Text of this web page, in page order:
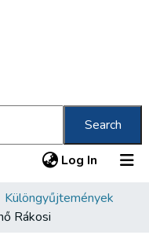
Search
Log In (current)
Különgyűjtemények
Rákosi